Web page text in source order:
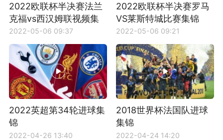
2022欧联杯半决赛法兰
克福vs西汉姆联视频集
锦
2022-05-06 09:37
2022欧联杯半决赛罗马
VS莱斯特城比赛集锦
2022-05-06 09:21
2022英超第34轮进球集
锦
2022-04-26 13:40
2018世界杯法国队进球
集锦
2022-04-24 14:20